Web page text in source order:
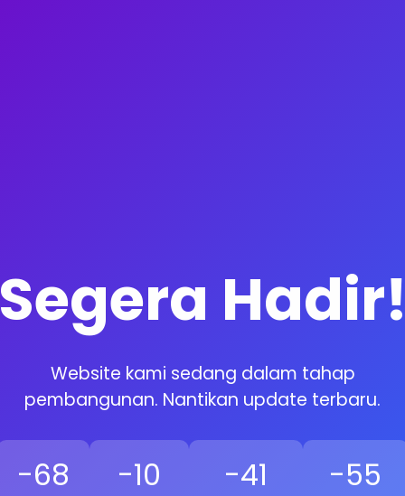
Website kami sedang dalam tahap
pembangunan. Nantikan update terbaru.
-68
-10
-41
-56